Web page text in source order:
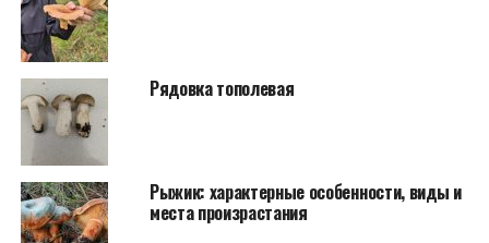
Рядовка тополевая
Рыжик: характерные особенности, виды и
места произрастания